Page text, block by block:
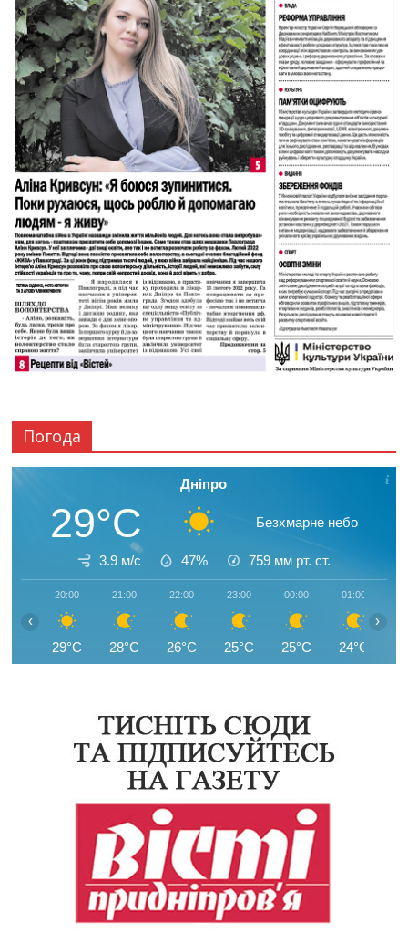
Погода
Дніпро
29°C Безхмарне небо
3.9 м/с 47% 759 мм рт. ст.
20:00
29°C
21:00
28°C
22:00
26°C
23:00
25°C
00:00
25°C
01:00
24°C
‹ ›